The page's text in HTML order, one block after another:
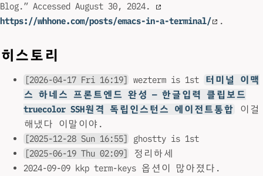
Blog.” Accessed August 30, 2024.
https://whhone.com/posts/emacs-in-a-terminal/
.
히스토리
[2026-04-17 Fri 16:19] wezterm is 1st
터미널 이맥
스 하네스 프론트엔드 완성 — 한글입력 클립보드
truecolor SSH원격 독립인스턴스 에이전트통합
이걸
해냈다 이말이야.
[2025-12-28 Sun 16:55]
ghostty is 1st
[2025-06-19 Thu 02:09]
정리하세
2024-09-09 kkp term-keys 옵션이 많아졌다.